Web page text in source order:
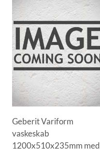
Geberit Variform
vaskeskab
1200x510x235mm med